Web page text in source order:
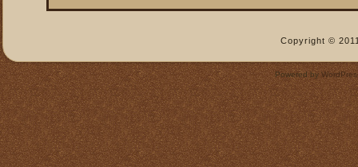
sobre la tierra
La Santa Misa y el Espíritu
Santo
La Santa Misa y el Martirio
La Santa Misa y el perdón
de los pecados
Copyright ©
Powered by